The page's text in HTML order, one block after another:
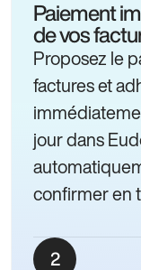
Paiement
de vos
Proposez le
factures et
jour dans
confirmer en